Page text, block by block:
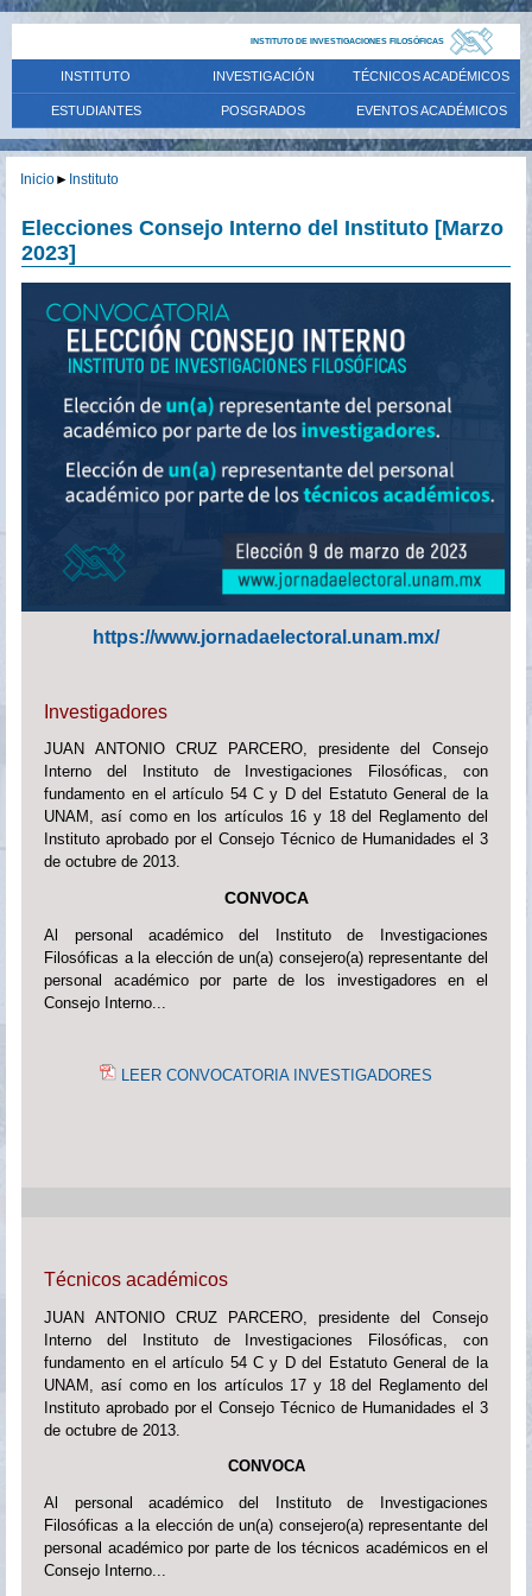
INSTITUTO DE INVESTIGACIONES FILOSÓFICAS
INSTITUTO INVESTIGACIÓN TÉCNICOS ACADÉMICOS
ESTUDIANTES POSGRADOS EVENTOS ACADÉMICOS
Inicio► Instituto
Elecciones Consejo Interno del Instituto [Marzo
2023]
https://www.jornadaelectoral.unam.mx/
Investigadores
JUAN ANTONIO CRUZ PARCERO, presidente del Consejo
Interno del Instituto de Investigaciones Filosóficas, con
fundamento en el artículo 54 C y D del Estatuto General de la
UNAM, así como en los artículos 16 y 18 del Reglamento del
Instituto aprobado por el Consejo Técnico de Humanidades el 3
de octubre de 2013.
CONVOCA
Al personal académico del Instituto de Investigaciones
Filosóficas a la elección de un(a) consejero(a) representante del
personal académico por parte de los investigadores en el
Consejo Interno...
LEER CONVOCATORIA INVESTIGADORES
Técnicos académicos
JUAN ANTONIO CRUZ PARCERO, presidente del Consejo
Interno del Instituto de Investigaciones Filosóficas, con
fundamento en el artículo 54 C y D del Estatuto General de la
UNAM, así como en los artículos 17 y 18 del Reglamento del
Instituto aprobado por el Consejo Técnico de Humanidades el 3
de octubre de 2013.
CONVOCA
Al personal académico del Instituto de Investigaciones
Filosóficas a la elección de un(a) consejero(a) representante del
personal académico por parte de los técnicos académicos en el
Consejo Interno...